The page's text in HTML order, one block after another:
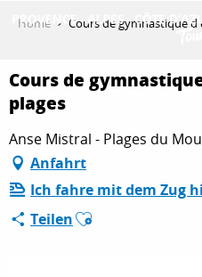
principal
ENTDECKEN
AKTIVITÄTEN
AUFENTHALT
Home Cours de gymnastique
Cours de
plages
Anse Mistral - Plages du
Anfahrt
Ich fahre mit dem Zug
TeilenAjouter aux favoris